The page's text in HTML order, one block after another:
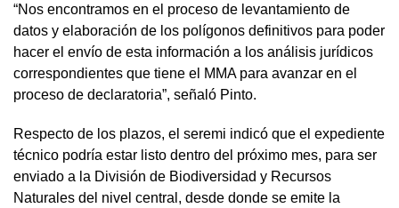
“Nos encontramos en el proceso de levantamiento de
datos y elaboración de los polígonos definitivos para poder
hacer el envío de esta información a los análisis jurídicos
correspondientes que tiene el MMA para avanzar en el
proceso de declaratoria”, señaló Pinto.
Respecto de los plazos, el seremi indicó que el expediente
técnico podría estar listo dentro del próximo mes, para ser
enviado a la División de Biodiversidad y Recursos
Naturales del nivel central, desde donde se emite la